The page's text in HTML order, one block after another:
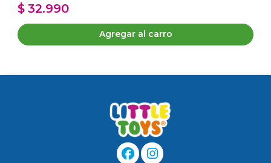
$ 32.990
Agregar al carro